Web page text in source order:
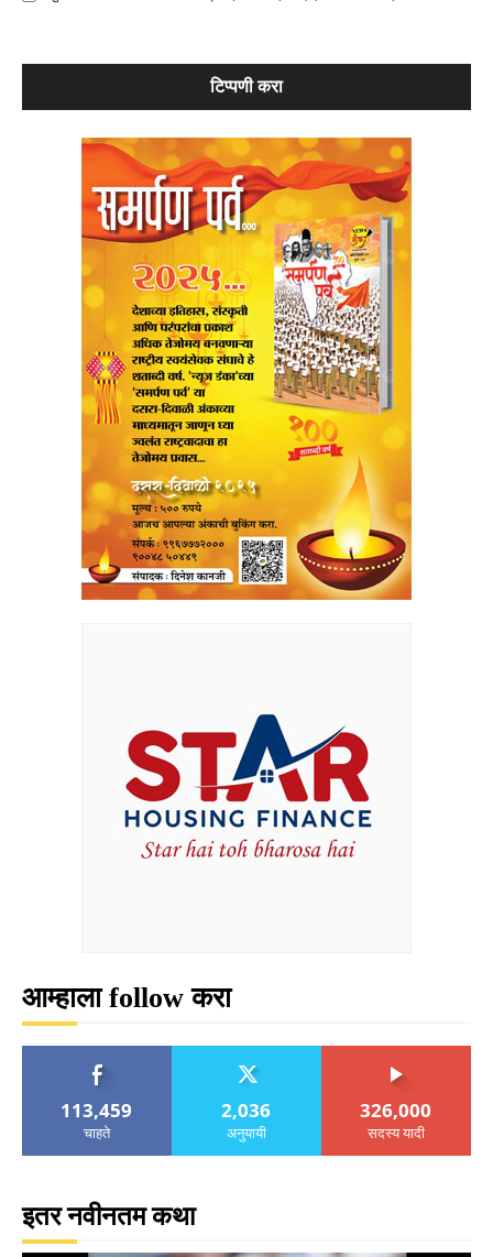
आम्हाला follow करा
113,459
चाहते
2,036
अनुयायी
326,000
सदस्य यादी
इतर नवीनतम कथा